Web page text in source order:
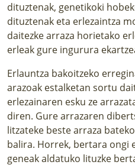
dituztenak, genetikoki
dituztenak eta erlezaintza
daitezke arraza horietako
erleak gure ingurura
Erlauntza bakoitzeko
arazoak estalketan sortu
erlezainaren esku ze
diren. Gure arrazaren
litzateke beste arraza
balira. Horrek, bertara ongi
geneak aldatuko lituzke